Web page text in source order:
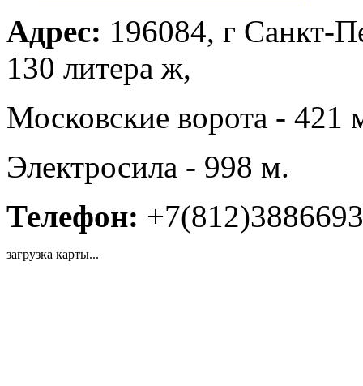
Адрес: 196084, г Санкт-
130 литера ж,
Московские ворота - 421
Электросила - 998 м.
Телефон: +7(812)3886693
загрузка карты...